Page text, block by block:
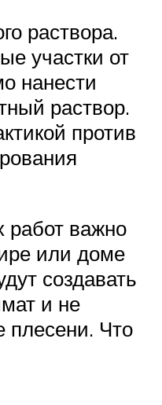
раствора.
участки от
нанести
раствор.
против
работ важно
или доме
создавать
и не
плесени. Что